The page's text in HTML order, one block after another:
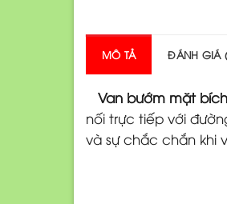
MÔ TẢ ĐÁNH GIÁ
Van bướm mặt
nối trực tiếp với
và sự chắc chắn khi